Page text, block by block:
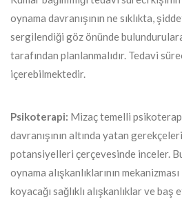
oynama davranışının ne sıklıkta,
sergilendiği göz önünde
tarafından planlanmalıdır. Tedavi
içerebilmektedir.
Psikoterapi: Mizaç temelli
davranışının altında yatan
potansiyelleri çerçevesinde inceler.
oynama alışkanlıklarının
koyacağı sağlıklı alışkanlıklar ve baş